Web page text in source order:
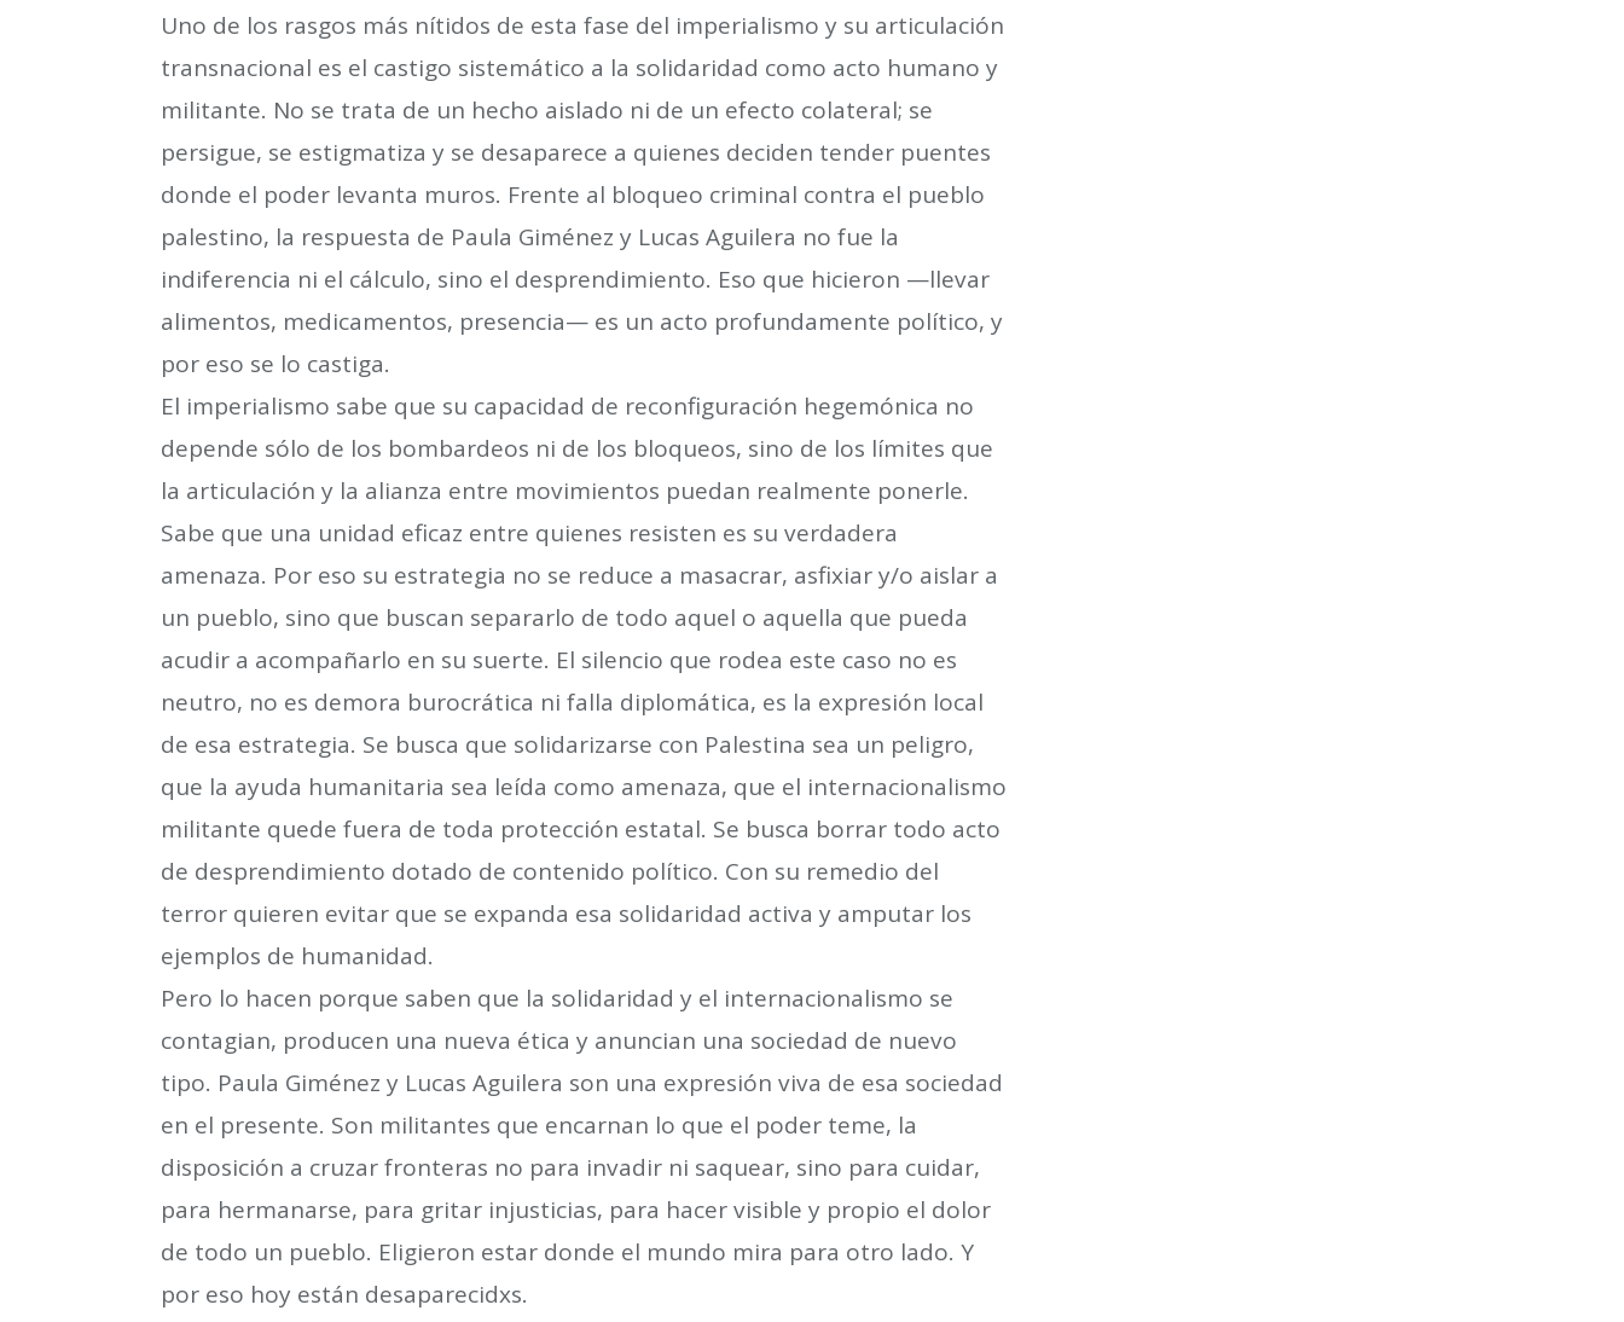
Uno de los rasgos más nítidos de esta fase del imperialismo y su articulación
transnacional es el castigo sistemático a la solidaridad como acto humano y
militante. No se trata de un hecho aislado ni de un efecto colateral; se
persigue, se estigmatiza y se desaparece a quienes deciden tender puentes
donde el poder levanta muros. Frente al bloqueo criminal contra el pueblo
palestino, la respuesta de Paula Giménez y Lucas Aguilera no fue la
indiferencia ni el cálculo, sino el desprendimiento. Eso que hicieron —llevar
alimentos, medicamentos, presencia— es un acto profundamente político, y
por eso se lo castiga.
El imperialismo sabe que su capacidad de reconfiguración hegemónica no
depende sólo de los bombardeos ni de los bloqueos, sino de los límites que
la articulación y la alianza entre movimientos puedan realmente ponerle.
Sabe que una unidad eficaz entre quienes resisten es su verdadera
amenaza. Por eso su estrategia no se reduce a masacrar, asfixiar y/o aislar a
un pueblo, sino que buscan separarlo de todo aquel o aquella que pueda
acudir a acompañarlo en su suerte. El silencio que rodea este caso no es
neutro, no es demora burocrática ni falla diplomática, es la expresión local
de esa estrategia. Se busca que solidarizarse con Palestina sea un peligro,
que la ayuda humanitaria sea leída como amenaza, que el internacionalismo
militante quede fuera de toda protección estatal. Se busca borrar todo acto
de desprendimiento dotado de contenido político. Con su remedio del
terror quieren evitar que se expanda esa solidaridad activa y amputar los
ejemplos de humanidad.
Pero lo hacen porque saben que la solidaridad y el internacionalismo se
contagian, producen una nueva ética y anuncian una sociedad de nuevo
tipo. Paula Giménez y Lucas Aguilera son una expresión viva de esa sociedad
en el presente. Son militantes que encarnan lo que el poder teme, la
disposición a cruzar fronteras no para invadir ni saquear, sino para cuidar,
para hermanarse, para gritar injusticias, para hacer visible y propio el dolor
de todo un pueblo. Eligieron estar donde el mundo mira para otro lado. Y
por eso hoy están desaparecidxs.